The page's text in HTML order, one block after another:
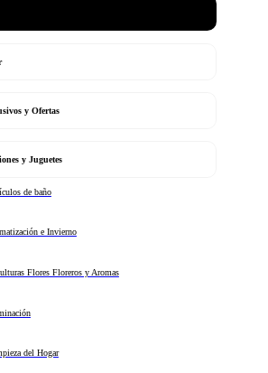
y Ofertas
y Juguetes
de baño
e Invierno
Flores Floreros y Aromas
del Hogar